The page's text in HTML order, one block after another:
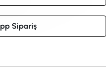
Sipariş